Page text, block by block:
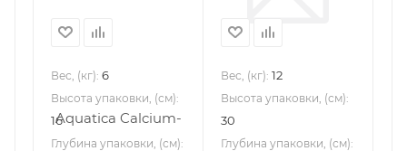
Вес, (кг): 6
Высота упаковки, (см):
16
Глубина упаковки, (см):
Вес, (кг): 12
Высота упаковки, (см):
30
Глубина упаковки, (см):